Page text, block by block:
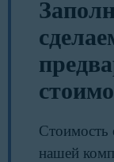
Стоимость
нашей